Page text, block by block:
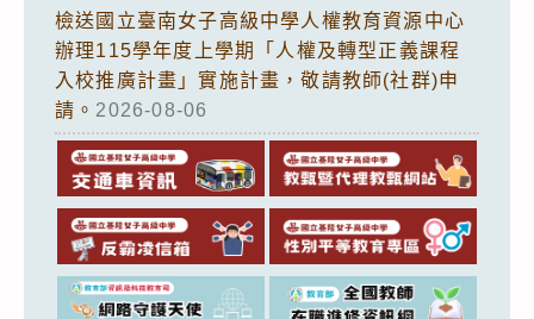
檢送國立臺南女子高級中學人權教育資源中心
辦理115學年度上學期「人權及轉型正義課程
入校推廣計畫」實施計畫，敬請教師(社群)申
請。 2026-08-06